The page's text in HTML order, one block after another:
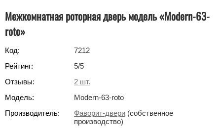
Межкомнатная роторная дверь модель «Modern-63-
roto»‎
Код:
7212
Рейтинг:
5/5
Отзывы:
2 шт.
Модель:
Modern-63-roto
Производитель:
Фаворит-двери (собственное
производство)